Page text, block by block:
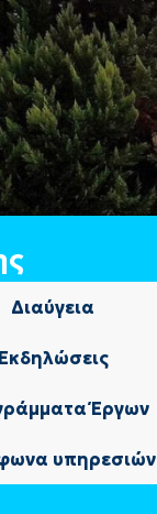
Διαύγεια
Εκδηλώσεις
Έργων
υπηρεσιών